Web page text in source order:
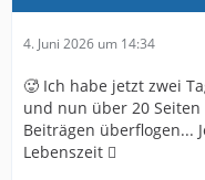
4. Juni 2026 um 14:34
🥵 Ich habe jetzt zwei
und nun über 20
Beiträgen überflogen...
Lebenszeit 🫩